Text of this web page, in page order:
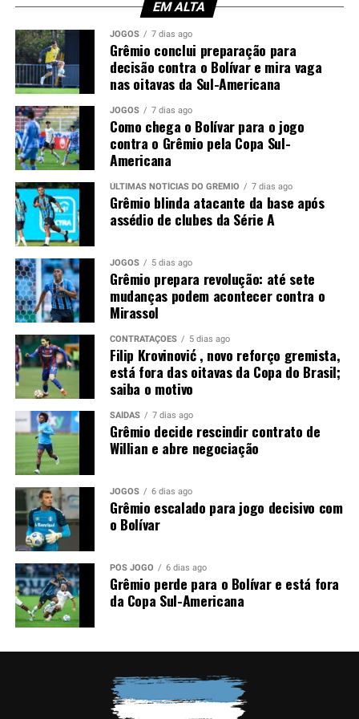
torcedores. Afinal, o experiente zagueiro recebeu duas
equipe em um momento importante do confronto.
Você precisa ver também:Filip Krovinović , novo
Brasil; saiba o motivo
Luís Castro avalia alternativas
Sem Kannemann à disposição, Luís Castro analisa as
opções para montar a defesa. A tendência aponta para a
entrada de Wagner Leonardo, que disputa posição com
Luís Eduardo para atuar ao lado de Gustavo Martins. A
definição deve acontecer nos últimos treinamentos
antes da partida.
Contudo, a ausência do ídolo gremista abre espaço para
outro defensor mostrar serviço em um confronto de
grande importância. OGrêmioespera iniciar o mata-
mata com um bom resultado para construir vantagem e
chegar mais tranquilo ao duelo de volta das oitavas de
final da Copa do Brasil.
Foto: Lucas Uebel / Grêmio
EM ALTA
JOGOS 7 dias ago
Grêmio conclui preparação para
decisão contra o Bolívar e mira vaga
nas oitavas da Sul-Americana
JOGOS 7 dias ago
Como chega o Bolívar para o jogo
contra o Grêmio pela Copa Sul-
Americana
ÚLTIMAS NOTÍCIAS DO GRÊMIO 7 dias ago
Grêmio blinda atacante da base após
assédio de clubes da Série A
JOGOS 5 dias ago
Grêmio prepara revolução: até sete
mudanças podem acontecer contra o
Mirassol
CONTRATAÇÕES 5 dias ago
Filip Krovinović , novo reforço gremista,
está fora das oitavas da Copa do Brasil;
saiba o motivo
SAÍDAS 7 dias ago
Grêmio decide rescindir contrato de
Willian e abre negociação
JOGOS 6 dias ago
Grêmio escalado para jogo decisivo com
o Bolívar
PÓS JOGO 6 dias ago
Grêmio perde para o Bolívar e está fora
da Copa Sul-Americana